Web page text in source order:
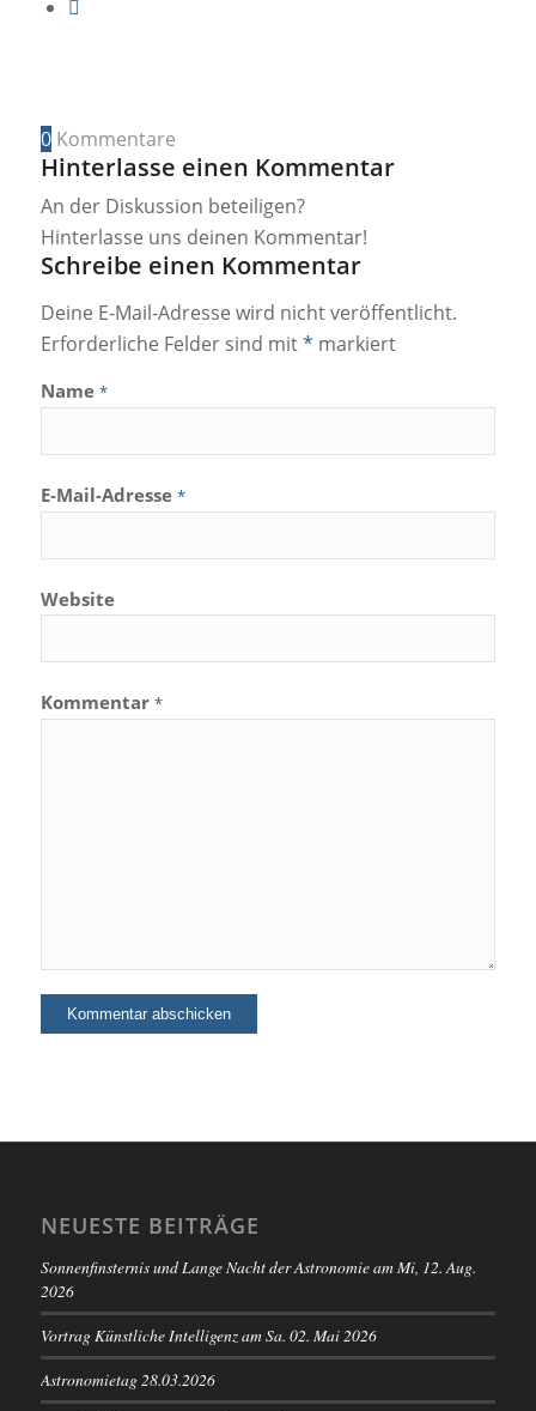
0 Kommentare
Hinterlasse einen Kommentar
An der Diskussion beteiligen?
Hinterlasse uns deinen Kommentar!
Schreibe einen Kommentar
Deine E-Mail-Adresse wird nicht veröffentlicht.
Erforderliche Felder sind mit* markiert
Name *
E-Mail-Adresse *
Website
Kommentar *
NEUESTE BEITRÄGE
Sonnenfinsternis und Lange Nacht der Astronomie am Mi, 12. Aug.
2026
Vortrag Künstliche Intelligenz am Sa. 02. Mai 2026
Astronomietag 28.03.2026